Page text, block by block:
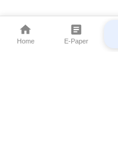
Home E-Paper